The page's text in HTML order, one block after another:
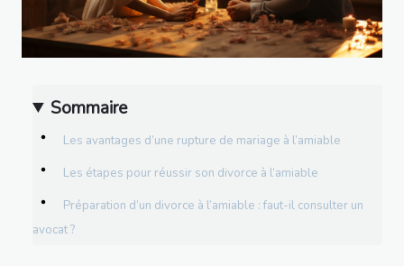
Sommaire
Les avantages d’une rupture de mariage à l’amiable
Les étapes pour réussir son divorce à l’amiable
Préparation d’un divorce à l’amiable : faut-il consulter un
avocat ?